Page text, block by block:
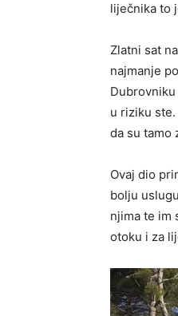
liječnika to
Zlatni sat
najmanje
u riziku
da su tamo
Ovaj dio
bolju
njima te im
otoku i za